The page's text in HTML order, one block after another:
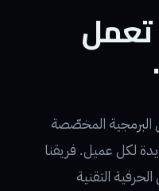
تعمل
.
المخصّصة
لكل عميل. فريقنا
التقنية